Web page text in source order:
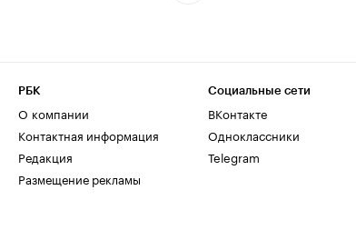
РБК
О компании
Контактная информация
Редакция
Размещение рекламы
Социальные сети
ВКонтакте
Одноклассники
Telegram